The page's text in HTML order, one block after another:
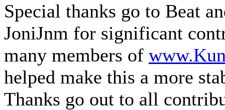
Special thanks go to Beat
JoniJnm for significant
many members of
helped make this a more
Thanks go out to all